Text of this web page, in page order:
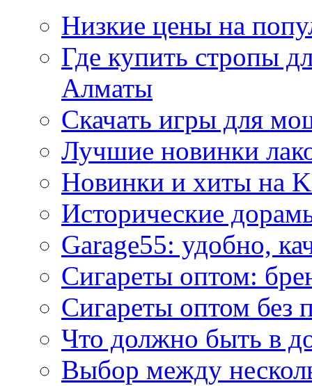
Низкие цены на
Где купить стропы
Алматы
Скачать игры для
Лучшие новинки
Новинки и хиты на
Исторические
Garage55: удобно,
Сигареты оптом:
Сигареты оптом без
Что должно быть в
Выбор между